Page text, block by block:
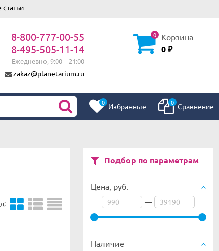
8-800-777-00-55
8-495-505-11-14
Ежедневно, 9:00—21:00
zakaz@planetarium.ru
0 Корзина
0 ₽
0 Избранные 0 Сравнение
Подбор по параметрам
Цена, руб.
—
Наличие